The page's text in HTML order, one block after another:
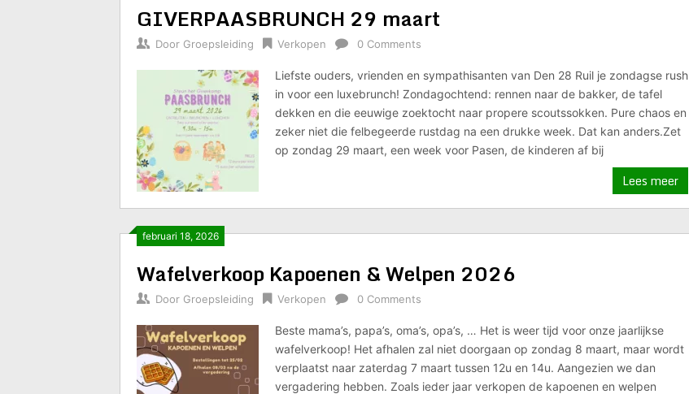
GIVERPAASBRUNCH 29 maart
Door Groepsleiding Verkopen 0 Comments
Liefste ouders, vrienden en sympathisanten van Den 28 Ruil je zondagse rush
in voor een luxebrunch! Zondagochtend: rennen naar de bakker, de tafel
dekken en die eeuwige zoektocht naar propere scoutssokken. Pure chaos en
zeker niet die felbegeerde rustdag na een drukke week. Dat kan anders.Zet
op zondag 29 maart, een week voor Pasen, de kinderen af bij
Lees meer
februari 18, 2026
Wafelverkoop Kapoenen & Welpen 2026
Door Groepsleiding Verkopen 0 Comments
Beste mama’s, papa’s, oma’s, opa’s, … Het is weer tijd voor onze jaarlijkse
wafelverkoop! Het afhalen zal niet doorgaan op zondag 8 maart, maar wordt
verplaatst naar zaterdag 7 maart tussen 12u en 14u. Aangezien we dan
vergadering hebben. Zoals ieder jaar verkopen de kapoenen en welpen